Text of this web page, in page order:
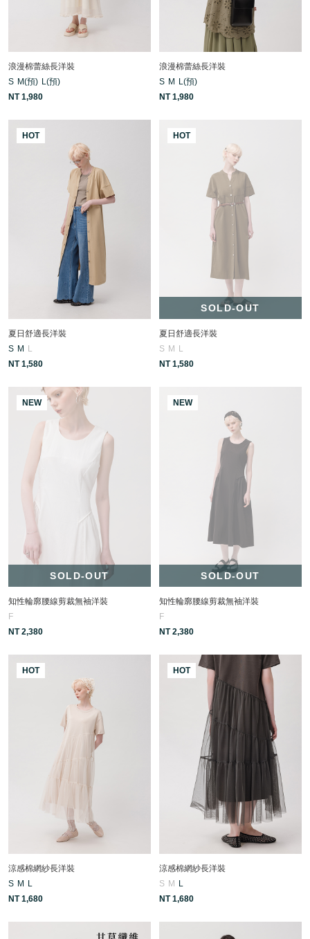
浪漫棉蕾絲長洋裝
S M(預) L(預)
NT 1,980
浪漫棉蕾絲長洋裝
S M L(預)
NT 1,980
HOT
夏日舒適長洋裝
S M
L
NT 1,580
SOLD-OUT
HOT
夏日舒適長洋裝
S M
L
NT 1,580
SOLD-OUT
NEW
知性輪廓腰線剪裁無袖洋裝
F
NT 2,380
SOLD-OUT
NEW
知性輪廓腰線剪裁無袖洋裝
F
NT 2,380
HOT
涼感棉網紗長洋裝
S M
L
NT 1,680
HOT
涼感棉網紗長洋裝
S M
L
NT 1,680